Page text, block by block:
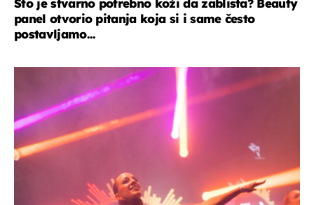
Što je stvarno potrebno koži da zablista? Beauty
panel otvorio pitanja koja si i same često
postavljamo...